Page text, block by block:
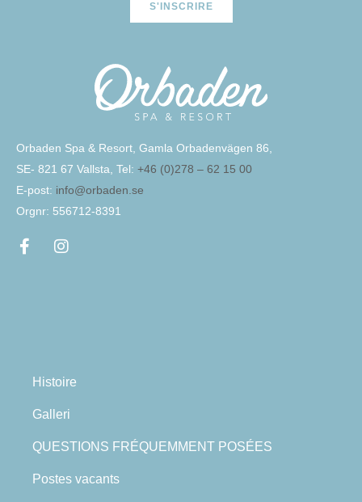
S'INSCRIRE
Orbaden Spa & Resort, Gamla Orbadenvägen 86,
SE- 821 67 Vallsta, Tel: +46 (0)278 – 62 15 00
E-post: info@orbaden.se
Orgnr: 556712-8391
Histoire
Galleri
QUESTIONS FRÉQUEMMENT POSÉES
Postes vacants